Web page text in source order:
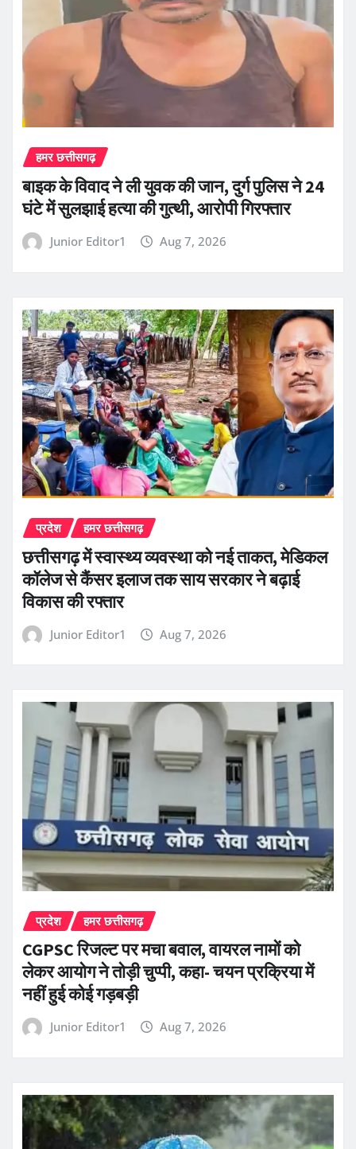
हमर छत्तीसगढ़
बाइक के विवाद ने ली युवक की जान, दुर्ग पुलिस ने 24
घंटे में सुलझाई हत्या की गुत्थी, आरोपी गिरफ्तार
Junior Editor1 Aug 7, 2026
प्रदेश हमर छत्तीसगढ़
छत्तीसगढ़ में स्वास्थ्य व्यवस्था को नई ताकत, मेडिकल
कॉलेज से कैंसर इलाज तक साय सरकार ने बढ़ाई
विकास की रफ्तार
Junior Editor1 Aug 7, 2026
प्रदेश हमर छत्तीसगढ़
CGPSC रिजल्ट पर मचा बवाल, वायरल नामों को
लेकर आयोग ने तोड़ी चुप्पी, कहा- चयन प्रक्रिया में
नहीं हुई कोई गड़बड़ी
Junior Editor1 Aug 7, 2026